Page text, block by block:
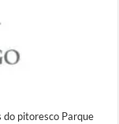
pitoresco Parque